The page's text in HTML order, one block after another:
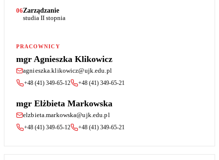
06Zarządzanie
studia II stopnia
PRACOWNICY
mgr Agnieszka Klikowicz
agnieszka.klikowicz@ujk.edu.pl
+48 (41) 349-65-12
+48 (41) 349-65-21
mgr Elżbieta Markowska
elzbieta.markowska@ujk.edu.pl
+48 (41) 349-65-12
+48 (41) 349-65-21